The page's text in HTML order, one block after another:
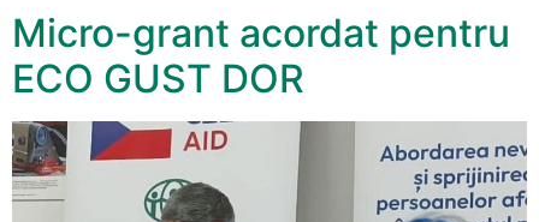
Micro-grant acordat pentru
ECO GUST DOR